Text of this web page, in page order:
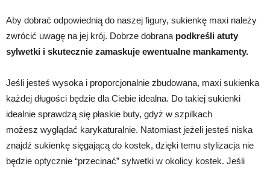
Aby dobrać odpowiednią do naszej figury, sukienkę maxi należy
zwrócić uwagę na jej krój. Dobrze dobrana podkreśli atuty
sylwetki i skutecznie zamaskuje ewentualne mankamenty.
Jeśli jesteś wysoka i proporcjonalnie zbudowana, maxi sukienka
każdej długości będzie dla Ciebie idealna. Do takiej sukienki
idealnie sprawdzą się płaskie buty, gdyż w szpilkach
możesz wyglądać karykaturalnie. Natomiast jeżeli jesteś niska
znajdź sukienkę sięgającą do kostek, dzięki temu stylizacja nie
będzie optycznie “przecinać” sylwetki w okolicy kostek. Jeśli